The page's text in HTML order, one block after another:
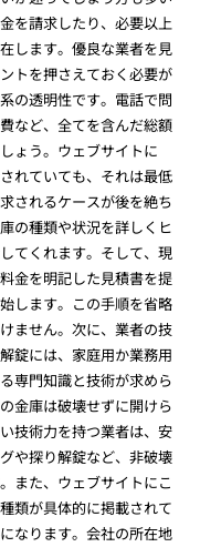
を請求したり、必要以上
します。優良な業者を見
トを押さえておく必要が
の透明性です。電話で問
など、全てを含んだ総額
ょう。ウェブサイトに
れていても、それは最低
されるケースが後を絶ち
の種類や状況を詳しくヒ
てくれます。そして、現
金を明記した見積書を提
します。この手順を省略
ません。次に、業者の技
錠には、家庭用か業務用
専門知識と技術が求めら
金庫は破壊せずに開けら
技術力を持つ業者は、安
や探り解錠など、非破壊
また、ウェブサイトにこ
類が具体的に掲載されて
なります。会社の所在地